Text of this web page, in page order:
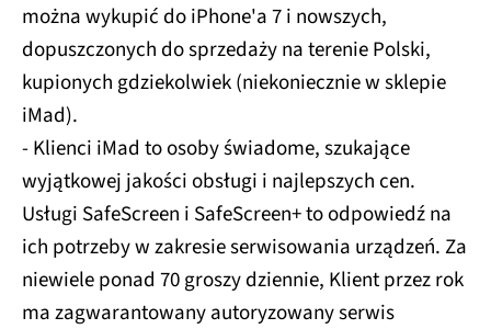
można wykupić do iPhone'a 7 i nowszych,
dopuszczonych do sprzedaży na terenie Polski,
kupionych gdziekolwiek (niekoniecznie w sklepie
iMad).
- Klienci iMad to osoby świadome, szukające
wyjątkowej jakości obsługi i najlepszych cen.
Usługi SafeScreen i SafeScreen+ to odpowiedź na
ich potrzeby w zakresie serwisowania urządzeń. Za
niewiele ponad 70 groszy dziennie, Klient przez rok
ma zagwarantowany autoryzowany serwis